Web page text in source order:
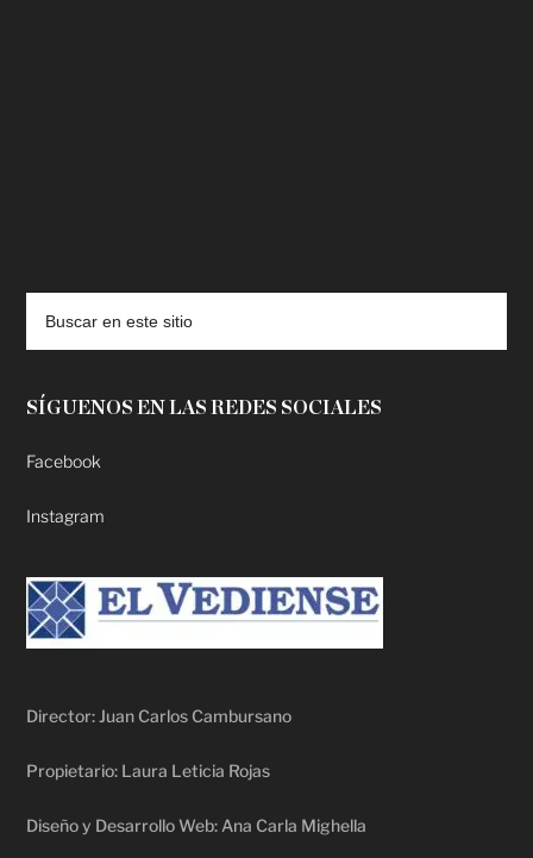
SÍGUENOS EN LAS REDES SOCIALES
Facebook
Instagram
Director: Juan Carlos Cambursano
Propietario: Laura Leticia Rojas
Diseño y Desarrollo Web: Ana Carla Mighella